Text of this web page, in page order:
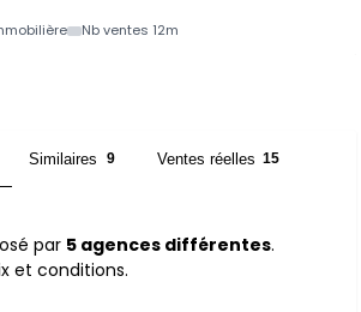
Nb ventes 12m
Similaires 9 Ventes réelles 15
par 5 agences différentes.
et conditions.